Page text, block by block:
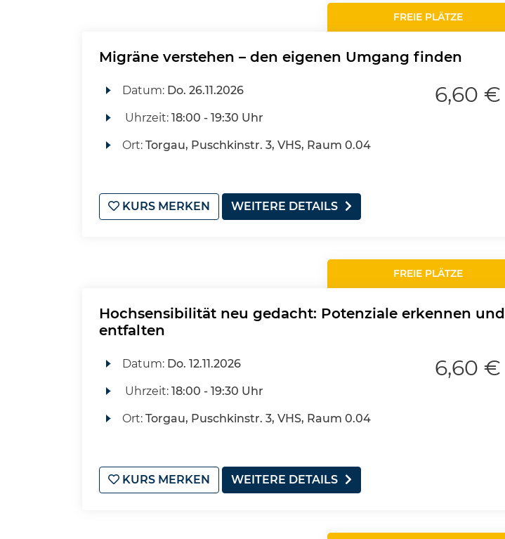
FREIE PLÄTZE
Migräne verstehen – den eigenen Umgang finden
Datum: Do. 26.11.2026
Uhrzeit: 18:00 - 19:30 Uhr
Ort: Torgau, Puschkinstr. 3, VHS, Raum 0.04
6,60 €
KURS MERKEN WEITERE DETAILS
FREIE PLÄTZE
Hochsensibilität neu gedacht: Potenziale erkennen und
entfalten
Datum: Do. 12.11.2026
Uhrzeit: 18:00 - 19:30 Uhr
Ort: Torgau, Puschkinstr. 3, VHS, Raum 0.04
6,60 €
KURS MERKEN WEITERE DETAILS